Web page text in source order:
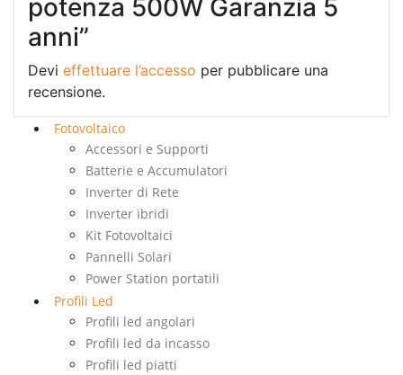
potenza 500W Garanzia 5
anni”
Devi effettuare l’accesso per pubblicare una
recensione.
Fotovoltaico
Accessori e Supporti
Batterie e Accumulatori
Inverter di Rete
Inverter ibridi
Kit Fotovoltaici
Pannelli Solari
Power Station portatili
Profili Led
Profili led angolari
Profili led da incasso
Profili led piatti